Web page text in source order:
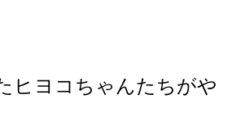
ヒヨコちゃんたちがや